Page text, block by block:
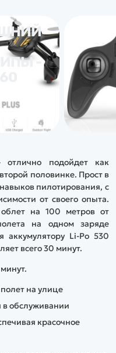
-
отлично подойдет как
половинке. Прост в
пилотирования, с
от своего опыта.
на 100 метров от
на одном заряде
аккумулятору Li-Po 530
всего 30 минут.
на улице
в обслуживании
красочное